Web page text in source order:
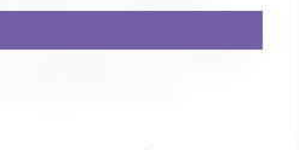
9, параграф 2, букви з)
параграф 3 от Общия